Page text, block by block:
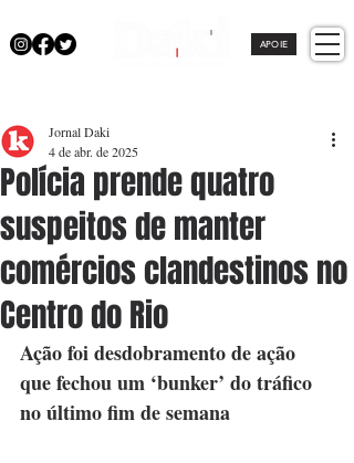
APOIE
Polícia prende quatro
suspeitos de manter
comércios clandestinos no
Centro do Rio
Jornal Daki
4 de abr. de 2025
Ação foi desdobramento de ação
que fechou um ‘bunker’ do tráfico
no último fim de semana